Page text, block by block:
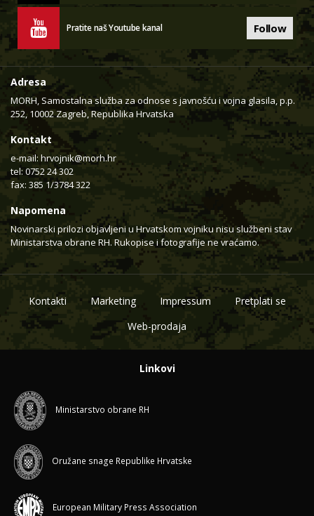
Pratite naš Youtube kanal Follow
Adresa
MORH, Samostalna služba za odnose s javnošću i vojna glasila, p.p.
252, 10002 Zagreb, Republika Hrvatska
Kontakt
e-mail: hrvojnik@morh.hr
tel: 0752 24 302
fax: 385 1/3784 322
Napomena
Novinarski prilozi objavljeni u Hrvatskom vojniku nisu službeni stav
Ministarstva obrane RH. Rukopise i fotografije ne vraćamo.
Kontakti Marketing Impressum
Pretplati se
Web-prodaja
Linkovi
Ministarstvo obrane RH
Oružane snage Republike Hrvatske
European Military Press Association